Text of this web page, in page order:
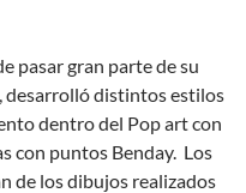
pasar gran parte de su
desarrolló distintos estilos
dentro del Pop art con
con puntos Benday. Los
de los dibujos realizados